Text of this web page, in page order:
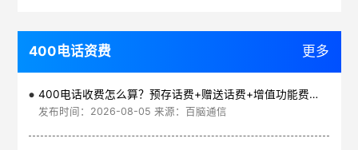
400电话资费 更多
400电话收费怎么算？预存话费+赠送话费+增值功能费透明实惠
发布时间：2026-08-05 来源：百脑通信